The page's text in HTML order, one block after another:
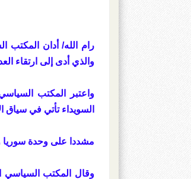
رام الله/ أدان المكتب
والذي أدى إلى ارتقاء
واعتبر المكتب
السويداء تأتي في سياق
مشددا على وحدة سوريا
وقال المكتب السياسي